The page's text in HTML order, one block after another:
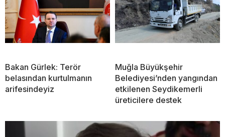
Bakan Gürlek: Terör
belasından kurtulmanın
arifesindeyiz
Muğla Büyükşehir
Belediyesi’nden yangından
etkilenen Seydikemerli
üreticilere destek